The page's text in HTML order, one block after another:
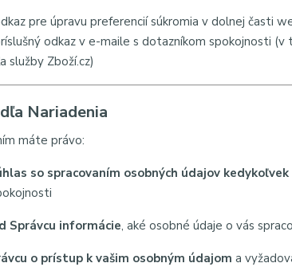
pre úpravu preferencií súkromia v dolnej časti
odkaz v e-maile s dotazníkom spokojnosti
služby Zboží.cz)
Nariadenia
máte právo:
so spracovaním osobných údajov
Správcu informácie, aké osobné údaje o vás
o prístup k vašim osobným údajom a